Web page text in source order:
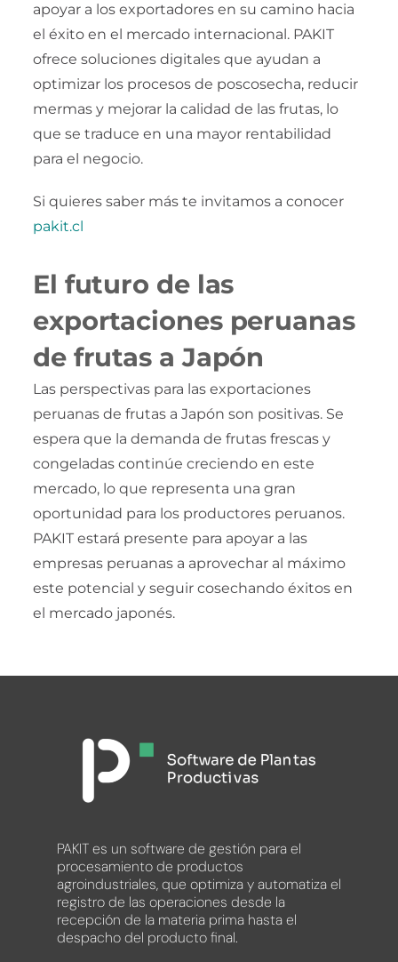
apoyar a los exportadores en su camino hacia
el éxito en el mercado internacional. PAKIT
ofrece soluciones digitales que ayudan a
optimizar los procesos de poscosecha, reducir
mermas y mejorar la calidad de las frutas, lo
que se traduce en una mayor rentabilidad
para el negocio.
Si quieres saber más te invitamos a conocer
pakit.cl
El futuro de las
exportaciones peruanas
de frutas a Japón
Las perspectivas para las exportaciones
peruanas de frutas a Japón son positivas. Se
espera que la demanda de frutas frescas y
congeladas continúe creciendo en este
mercado, lo que representa una gran
oportunidad para los productores peruanos.
PAKIT estará presente para apoyar a las
empresas peruanas a aprovechar al máximo
este potencial y seguir cosechando éxitos en
el mercado japonés.
PAKIT es un software de gestión para el
procesamiento de productos
agroindustriales, que optimiza y automatiza el
registro de las operaciones desde la
recepción de la materia prima hasta el
despacho del producto final.